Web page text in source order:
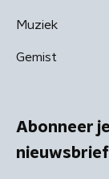
Muziek
Gemist
Abonneer
nieuwsbrief